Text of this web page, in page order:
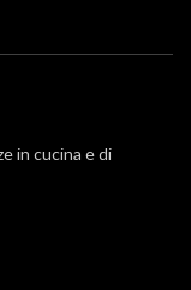
in cucina e di